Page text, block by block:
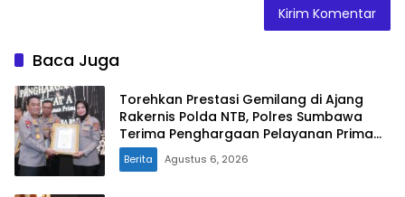
Baca Juga
Torehkan Prestasi Gemilang di Ajang
Rakernis Polda NTB, Polres Sumbawa
Terima Penghargaan Pelayanan Prima
Kapolri
Berita Agustus 6, 2026